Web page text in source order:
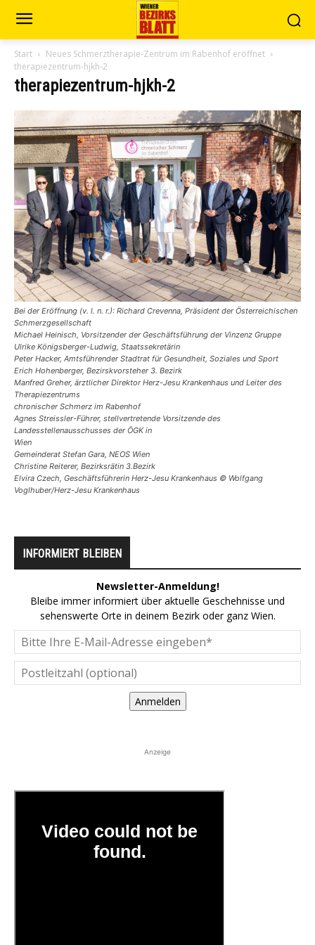
Start
Neues Schmerztherapie-Zentrum im Rabenhof eröffnet
therapiezentrum-hjkh-2
therapiezentrum-hjkh-2
Bei der Eröffnung (v. l. n. r.): Richard Crevenna, Präsident der Österreichischen
Schmerzgesellschaft
Michael Heinisch, Vorsitzender der Geschäftsführung der Vinzenz Gruppe
Ulrike Königsberger-Ludwig, Staatssekretärin
Peter Hacker, Amtsführender Stadtrat für Gesundheit, Soziales und Sport
Erich Hohenberger, Bezirskvorsteher 3. Bezirk
Manfred Greher, ärztlicher Direktor Herz-Jesu Krankenhaus und Leiter des
Therapiezentrums
chronischer Schmerz im Rabenhof
Agnes Streissler-Führer, stellvertretende Vorsitzende des
Landesstellenausschusses der ÖGK in
Wien
Gemeinderat Stefan Gara, NEOS Wien
Christine Reiterer, Bezirksrätin 3.Bezirk
Elvira Czech, Geschäftsführerin Herz-Jesu Krankenhaus © Wolfgang
Voglhuber/Herz-Jesu Krankenhaus
INFORMIERT BLEIBEN
Newsletter-Anmeldung!
Bleibe immer informiert über aktuelle Geschehnisse und
sehenswerte Orte in deinem Bezirk oder ganz Wien.
Anmelden
Anzeige